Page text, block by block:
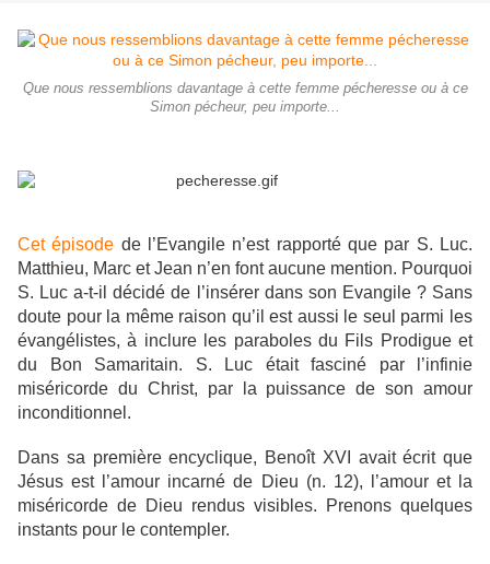
Que nous ressemblions davantage à cette femme pécheresse ou à ce
Simon pécheur, peu importe...
Cet épisode de l’Evangile n’est rapporté que par S. Luc.
Matthieu, Marc et Jean n’en font aucune mention. Pourquoi
S. Luc a-t-il décidé de l’insérer dans son Evangile ? Sans
doute pour la même raison qu’il est aussi le seul parmi les
évangélistes, à inclure les paraboles du Fils Prodigue et
du Bon Samaritain. S. Luc était fasciné par l’infinie
miséricorde du Christ, par la puissance de son amour
inconditionnel.
Dans sa première encyclique, Benoît XVI avait écrit que
Jésus est l’amour incarné de Dieu (n. 12), l’amour et la
miséricorde de Dieu rendus visibles. Prenons quelques
instants pour le contempler.